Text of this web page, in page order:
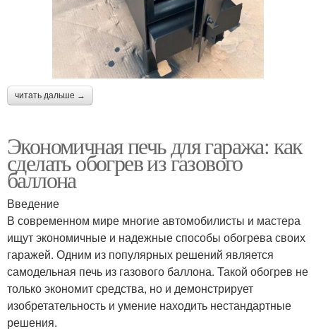
читать дальше →
Экономичная печь для гаража: как
сделать обогрев из газового
баллона
Введение
В современном мире многие автомобилисты и мастера
ищут экономичные и надежные способы обогрева своих
гаражей. Одним из популярных решений является
самодельная печь из газового баллона. Такой обогрев не
только экономит средства, но и демонстрирует
изобретательность и умение находить нестандартные
решения.